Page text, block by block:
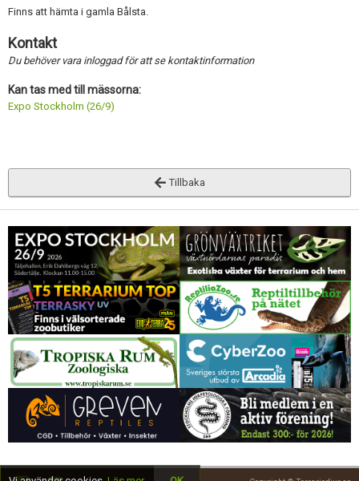
Finns att hämta i gamla Bålsta.
Kontakt
Du behöver vara inloggad för att se kontaktinformation
Kan tas med till mässorna:
Expo Stockholm (26/9)
Tillbaka